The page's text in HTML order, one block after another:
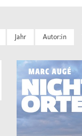
Jahr Autor:in